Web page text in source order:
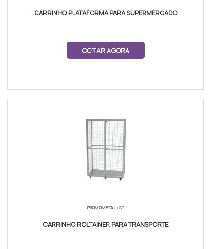
CARRINHO PLATAFORMA PARA SUPERMERCADO
COTAR AGORA
PROMOMETAL/ SP
CARRINHO ROLTAINER PARA TRANSPORTE